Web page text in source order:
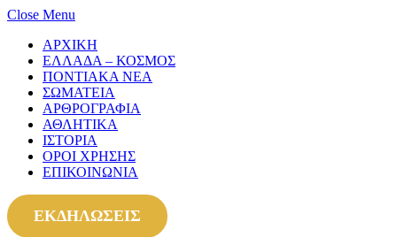
Close Menu
ΑΡΧΙΚΗ
ΕΛΛΑΔΑ – ΚΟΣΜΟΣ
ΠΟΝΤΙΑΚΑ ΝΕΑ
ΣΩΜΑΤΕΙΑ
ΑΡΘΡΟΓΡΑΦΙΑ
ΑΘΛΗΤΙΚΑ
ΙΣΤΟΡΙΑ
ΟΡΟΙ ΧΡΗΣΗΣ
ΕΠΙΚΟΙΝΩΝΙΑ
ΕΚΔΗΛΩΣΕΙΣ